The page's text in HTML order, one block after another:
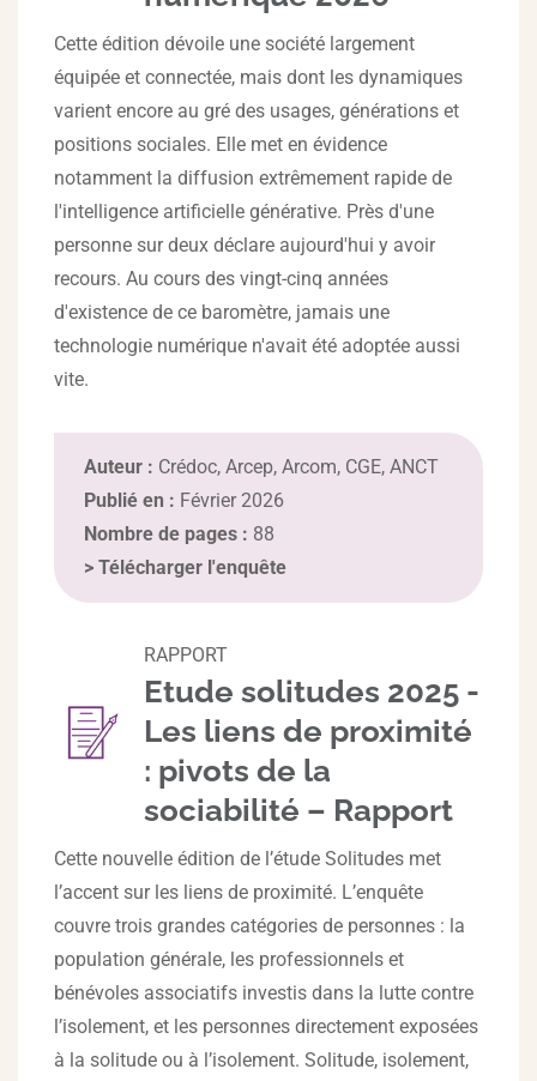
Cette édition dévoile une société largement
équipée et connectée, mais dont les dynamiques
varient encore au gré des usages, générations et
positions sociales. Elle met en évidence
notamment la diffusion extrêmement rapide de
l'intelligence artificielle générative. Près d'une
personne sur deux déclare aujourd'hui y avoir
recours. Au cours des vingt-cinq années
d'existence de ce baromètre, jamais une
technologie numérique n'avait été adoptée aussi
vite.
Auteur : Crédoc, Arcep, Arcom, CGE, ANCT
Publié en : Février 2026
Nombre de pages : 88
> Télécharger l'enquête
RAPPORT
Etude solitudes 2025 -
Les liens de proximité
: pivots de la
sociabilité – Rapport
Cette nouvelle édition de l’étude Solitudes met
l’accent sur les liens de proximité. L’enquête
couvre trois grandes catégories de personnes : la
population générale, les professionnels et
bénévoles associatifs investis dans la lutte contre
l’isolement, et les personnes directement exposées
à la solitude ou à l’isolement. Solitude, isolement,